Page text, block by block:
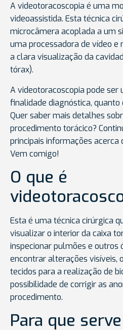
A videotoracoscopia é uma
videoassistida. Esta técnica
microcâmera acoplada a um
uma processadora de vídeo e
a clara visualização da
tórax).
A videotoracoscopia pode ser
finalidade diagnóstica,
Quer saber mais detalhes
procedimento torácico?
principais informações acerca
Vem comigo!
O que é
Esta é uma técnica cirúrgica
visualizar o interior da caixa
inspecionar pulmões e outros
encontrar alterações visíveis,
tecidos para a realização de
possibilidade de corrigir as
procedimento.
Para que